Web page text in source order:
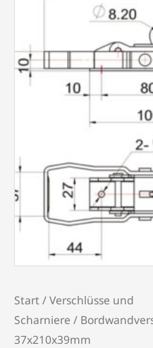
Start/Verschlüsse und
Scharniere /
37x210x39mm